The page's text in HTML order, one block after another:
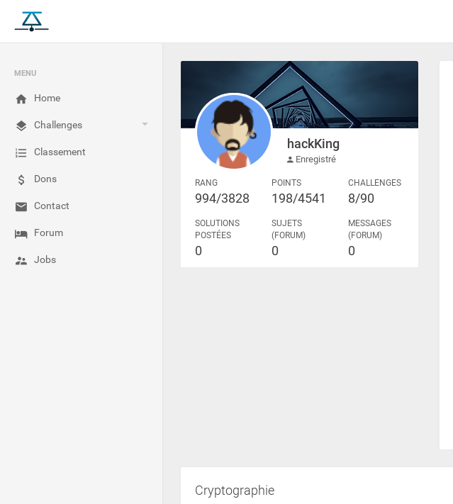
MENU
Home
Challenges
Classement
Dons
Contact
Forum
Jobs
hackKing
Enregistré
RANG
994/3828
POINTS
198/4541
CHALLENGES
8/90
SOLUTIONS
POSTÉES
0
SUJETS
(FORUM)
0
MESSAGES
(FORUM)
0
Cryptographie